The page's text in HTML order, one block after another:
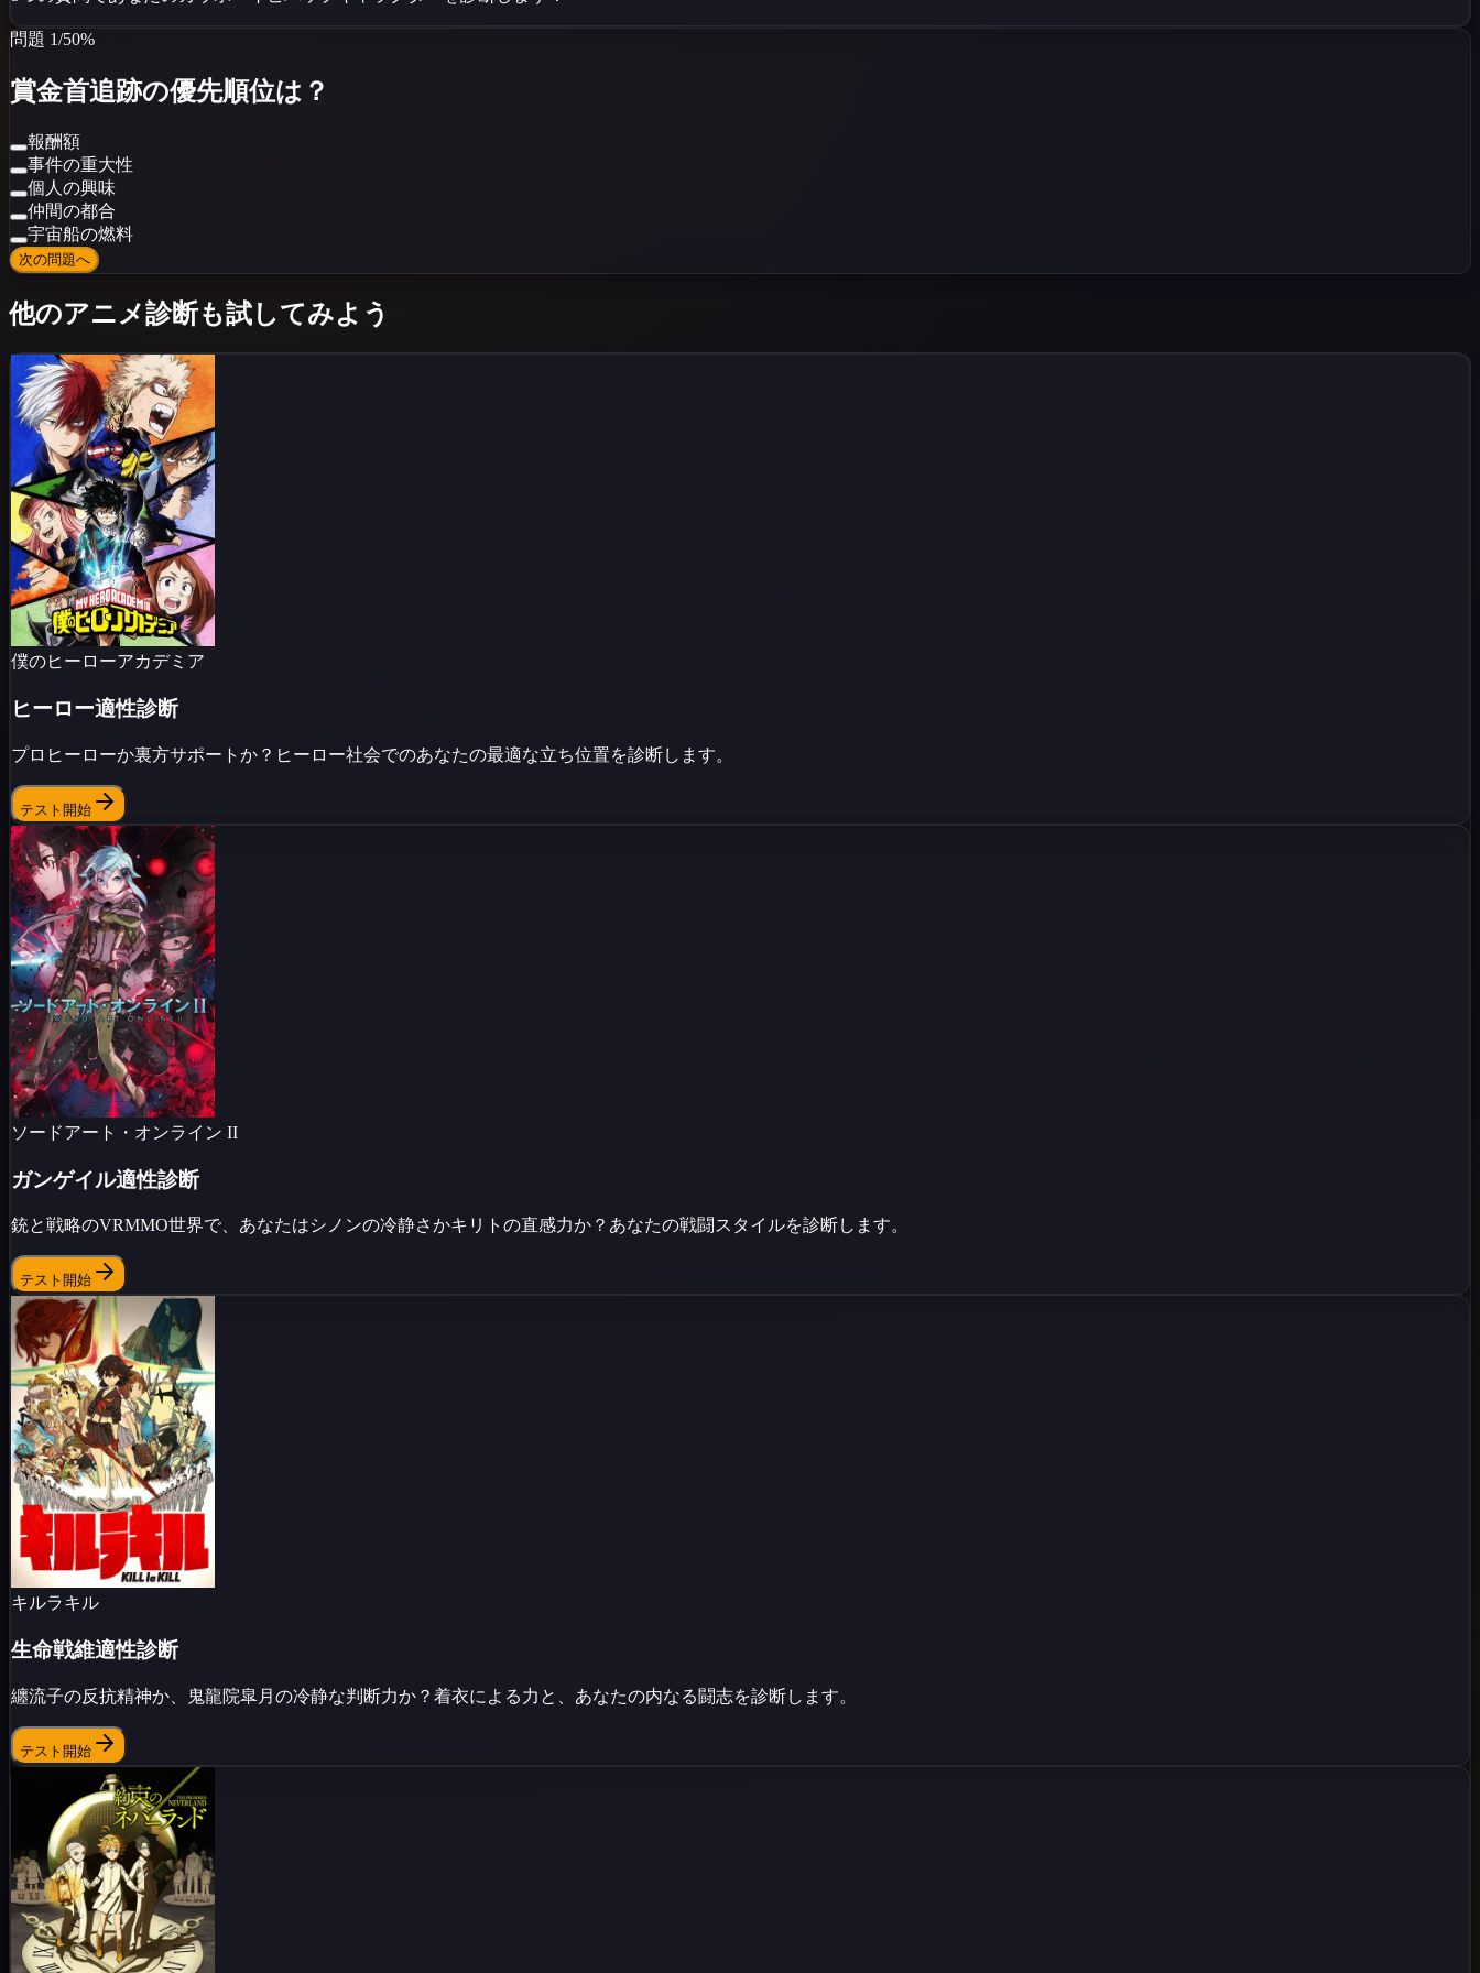
問題 1/50%
賞金首追跡の優先順位は？
報酬額
事件の重大性
個人の興味
仲間の都合
宇宙船の燃料
次の問題へ
他のアニメ診断も試してみよう
僕のヒーローアカデミア
ヒーロー適性診断
プロヒーローか裏方サポートか？ヒーロー社会でのあなたの最適な立ち位置を診断します。
テスト開始
ソードアート・オンライン II
ガンゲイル適性診断
銃と戦略のVRMMO世界で、あなたはシノンの冷静さかキリトの直感力か？あなたの戦闘スタイルを診断します。
テスト開始
キルラキル
生命戦維適性診断
纏流子の反抗精神か、鬼龍院皐月の冷静な判断力か？着衣による力と、あなたの内なる闘志を診断します。
テスト開始